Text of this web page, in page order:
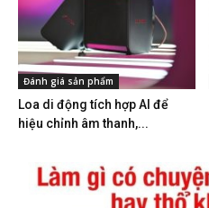
Đánh giá sản phẩm
Loa di động tích hợp AI để
hiệu chỉnh âm thanh,...